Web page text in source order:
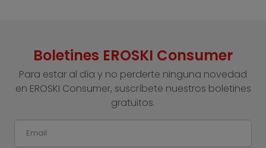
Boletines EROSKI Consumer
Para estar al día y no perderte ninguna novedad
en EROSKI Consumer, suscríbete nuestros boletines
gratuitos.